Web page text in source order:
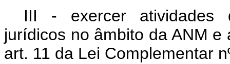
III - exercer atividades
jurídicos no âmbito da ANM
art. 11 da Lei Complementar